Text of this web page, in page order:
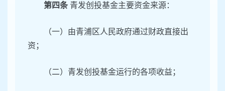
第四条 青发创投基金主要资金来源：
（一）由青浦区人民政府通过财政直接出
资；
（二）青发创投基金运行的各项收益；